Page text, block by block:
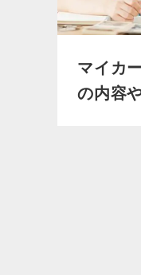
マイカ
の内容